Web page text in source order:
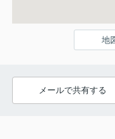
地
メールで共有する